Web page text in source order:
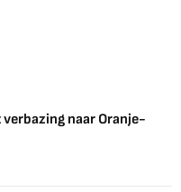
naar Oranje-